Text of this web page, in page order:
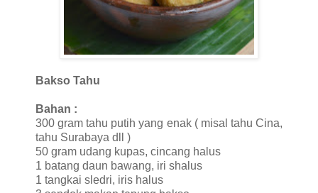
Bakso Tahu
Bahan :
300 gram tahu putih yang enak ( misal tahu Cina,
tahu Surabaya dll )
50 gram udang kupas, cincang halus
1 batang daun bawang, iri shalus
1 tangkai sledri, iris halus